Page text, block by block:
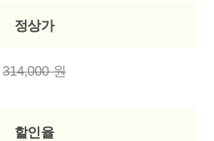
정상가
314,000 원
할인율